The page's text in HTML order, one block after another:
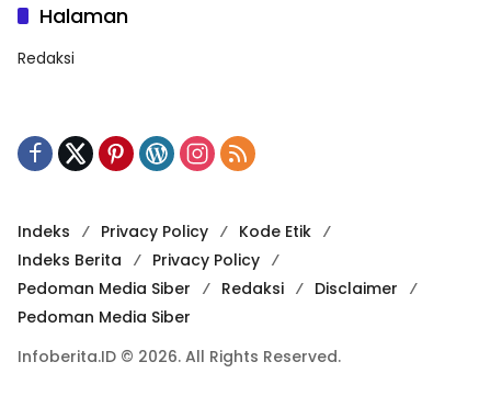
Halaman
Redaksi
Indeks Privacy Policy
Kode Etik
Indeks Berita
Privacy Policy
Pedoman Media Siber
Redaksi
Disclaimer
Pedoman Media Siber
Infoberita.ID © 2026. All Rights Reserved.